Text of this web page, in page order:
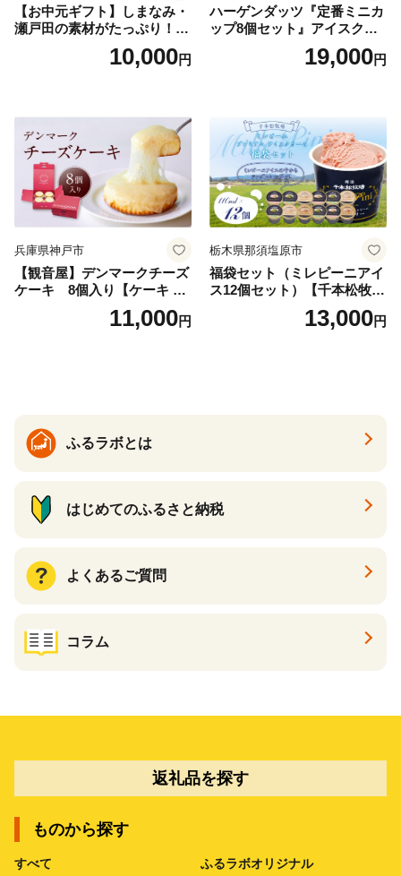
【お中元ギフト】しまなみ・
瀬戸田の素材がたっぷり！ジ
10,000円
ハーゲンダッツ『定番ミニカ
ップ8個セット』アイスクリ
ーム アイス スイーツ デザー
19,000円
兵庫県神戸市
【観音屋】デンマークチーズ
ケーキ 8個入り【ケーキ チ
ーズケーキ 人気スイーツ お
すすめスイーツ 神戸スイー
11,000円
栃木県那須塩原市
福袋セット（ミレピーニアイ
ス12個セット）【千本松牧
場】 ns025-014-12 【デザー
ト 詰め合わせ ギフト】
13,000円
ふるラボとは
はじめてのふるさと納税
よくあるご質問
コラム
返礼品を探す
ものから探す
すべて ふるラボオリジナル